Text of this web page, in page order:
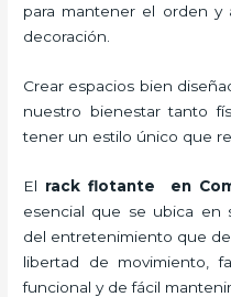
para mantener el orden y
decoración.
Crear espacios bien
nuestro bienestar tanto
tener un estilo único que
El rack flotante en
esencial que se ubica en
del entretenimiento que
libertad de movimiento,
funcional y de fácil